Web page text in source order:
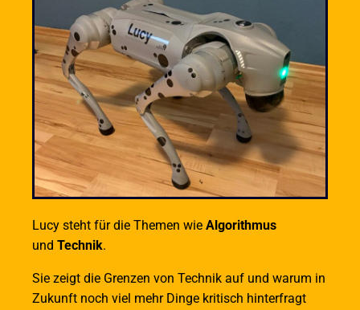
Lucy steht für die Themen wie Algorithmus
und Technik.
Sie zeigt die Grenzen von Technik auf und warum in
Zukunft noch viel mehr Dinge kritisch hinterfragt